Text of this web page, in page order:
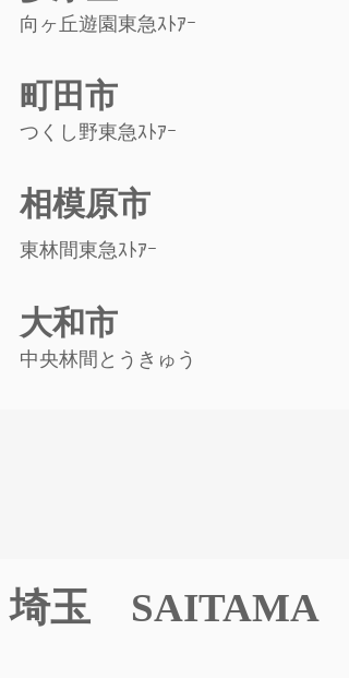
向ヶ丘遊園東急ｽﾄｱｰ
町田市
つくし野東急ｽﾄｱｰ
相模原市
東林間東急ｽﾄｱｰ
大和市
中央林間とうきゅう​
埼玉 SAITAMA